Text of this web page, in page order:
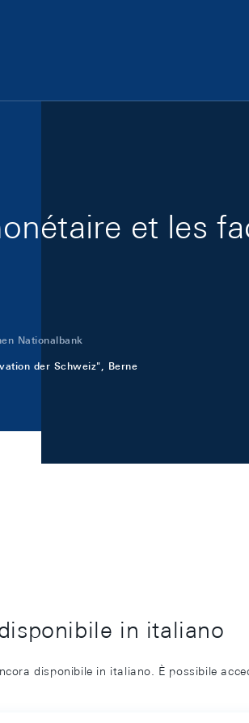
et les
Nationalbank
der Schweiz", Berne
in italiano
disponibile in italiano. È possibile